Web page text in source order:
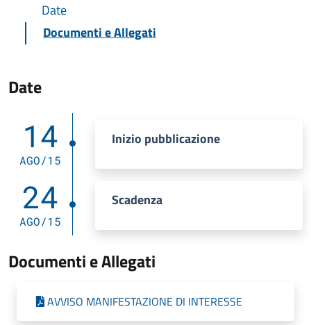
Date
Documenti e Allegati
Date
14
AGO/15
Inizio pubblicazione
24
AGO/15
Scadenza
Documenti e Allegati
AVVISO MANIFESTAZIONE DI INTERESSE